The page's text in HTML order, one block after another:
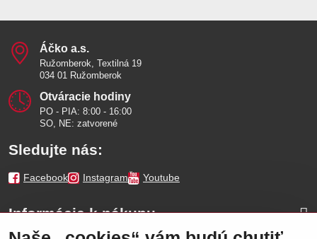
Áčko a​.s​.
Ružomberok, Textilná 19
034 01 Ružomberok
Otváracie hodiny
PO - PIA: 8:00 - 16:00
SO, NE: zatvorené
Sledujte nás:
Facebook Instagram Youtube
Informácie k nákupu